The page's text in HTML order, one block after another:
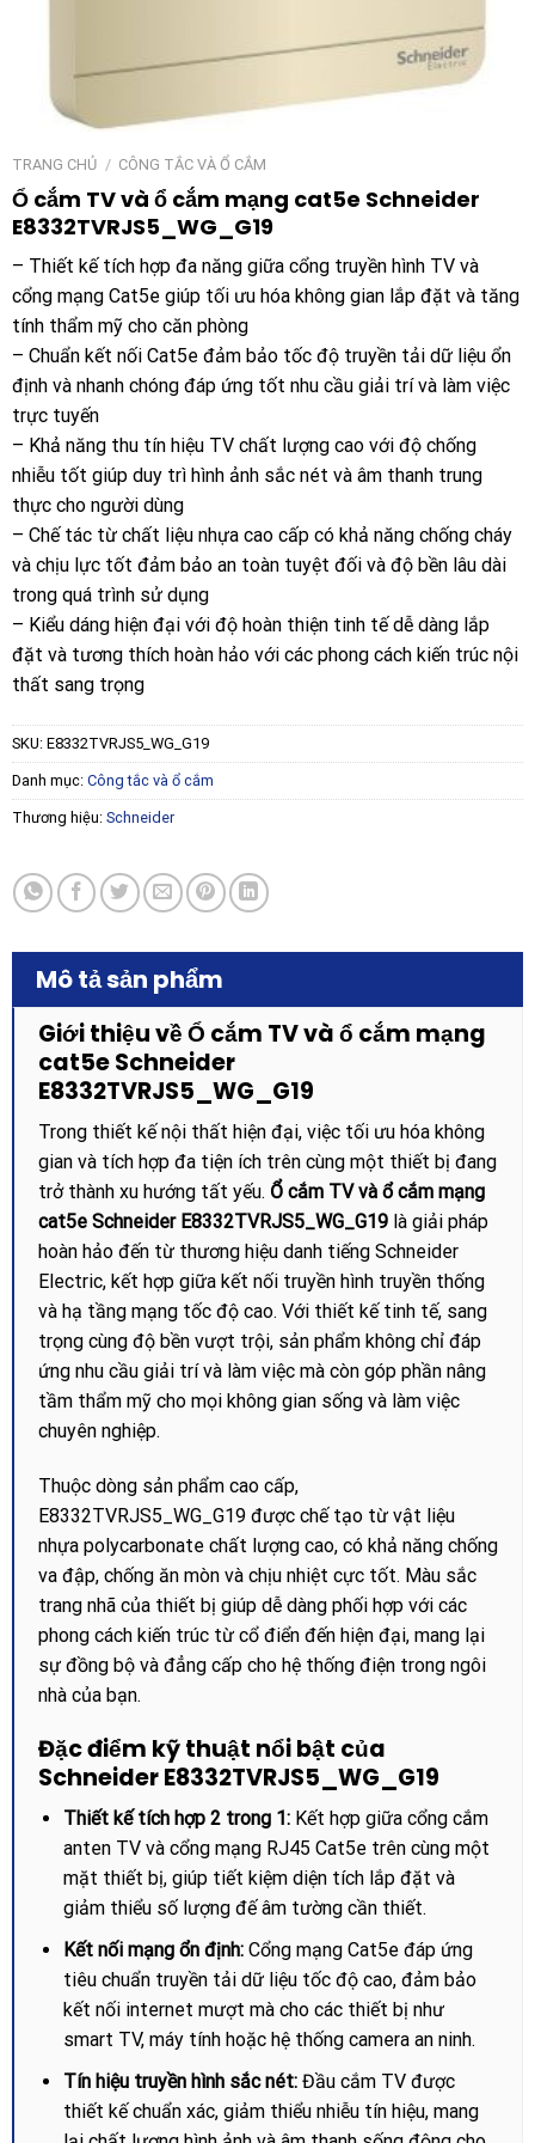
TRANG CHỦ / CÔNG TẮC VÀ Ổ CẮM
Ổ cắm TV và ổ cắm mạng cat5e Schneider
E8332TVRJS5_WG_G19
– Thiết kế tích hợp đa năng giữa cổng truyền hình TV và
cổng mạng Cat5e giúp tối ưu hóa không gian lắp đặt và tăng
tính thẩm mỹ cho căn phòng
– Chuẩn kết nối Cat5e đảm bảo tốc độ truyền tải dữ liệu ổn
định và nhanh chóng đáp ứng tốt nhu cầu giải trí và làm việc
trực tuyến
– Khả năng thu tín hiệu TV chất lượng cao với độ chống
nhiễu tốt giúp duy trì hình ảnh sắc nét và âm thanh trung
thực cho người dùng
– Chế tác từ chất liệu nhựa cao cấp có khả năng chống cháy
và chịu lực tốt đảm bảo an toàn tuyệt đối và độ bền lâu dài
trong quá trình sử dụng
– Kiểu dáng hiện đại với độ hoàn thiện tinh tế dễ dàng lắp
đặt và tương thích hoàn hảo với các phong cách kiến trúc nội
thất sang trọng
SKU: E8332TVRJS5_WG_G19
Danh mục: Công tắc và ổ cắm
Thương hiệu: Schneider
Mô tả sản phẩm
Giới thiệu về Ổ cắm TV và ổ cắm mạng
cat5e Schneider
E8332TVRJS5_WG_G19
Trong thiết kế nội thất hiện đại, việc tối ưu hóa không
gian và tích hợp đa tiện ích trên cùng một thiết bị đang
trở thành xu hướng tất yếu. Ổ cắm TV và ổ cắm mạng
cat5e Schneider E8332TVRJS5_WG_G19là giải pháp
hoàn hảo đến từ thương hiệu danh tiếng Schneider
Electric, kết hợp giữa kết nối truyền hình truyền thống
và hạ tầng mạng tốc độ cao. Với thiết kế tinh tế, sang
trọng cùng độ bền vượt trội, sản phẩm không chỉ đáp
ứng nhu cầu giải trí và làm việc mà còn góp phần nâng
tầm thẩm mỹ cho mọi không gian sống và làm việc
chuyên nghiệp.
Thuộc dòng sản phẩm cao cấp,
E8332TVRJS5_WG_G19 được chế tạo từ vật liệu
nhựa polycarbonate chất lượng cao, có khả năng chống
va đập, chống ăn mòn và chịu nhiệt cực tốt. Màu sắc
trang nhã của thiết bị giúp dễ dàng phối hợp với các
phong cách kiến trúc từ cổ điển đến hiện đại, mang lại
sự đồng bộ và đẳng cấp cho hệ thống điện trong ngôi
nhà của bạn.
Đặc điểm kỹ thuật nổi bật của
Schneider E8332TVRJS5_WG_G19
Thiết kế tích hợp 2 trong 1:Kết hợp giữa cổng cắm
anten TV và cổng mạng RJ45 Cat5e trên cùng một
mặt thiết bị, giúp tiết kiệm diện tích lắp đặt và
giảm thiểu số lượng đế âm tường cần thiết.
Kết nối mạng ổn định:Cổng mạng Cat5e đáp ứng
tiêu chuẩn truyền tải dữ liệu tốc độ cao, đảm bảo
kết nối internet mượt mà cho các thiết bị như
smart TV, máy tính hoặc hệ thống camera an ninh.
Tín hiệu truyền hình sắc nét:Đầu cắm TV được
thiết kế chuẩn xác, giảm thiểu nhiễu tín hiệu, mang